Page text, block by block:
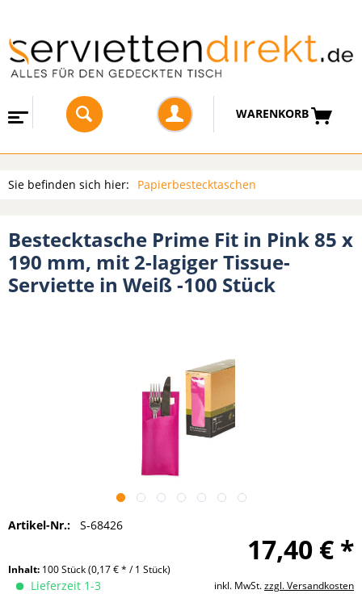
WARENKORB
Sie befinden sich hier: Papierbestecktaschen
Bestecktasche Prime Fit in Pink 85 x
190 mm, mit 2-lagiger Tissue-
Serviette in Weiß -100 Stück
Artikel-Nr.: S-68426
17,40 € *
Inhalt: 100 Stück(0,17 € * / 1 Stück)
inkl. MwSt.zzgl. Versandkosten
Lieferzeit 1-3